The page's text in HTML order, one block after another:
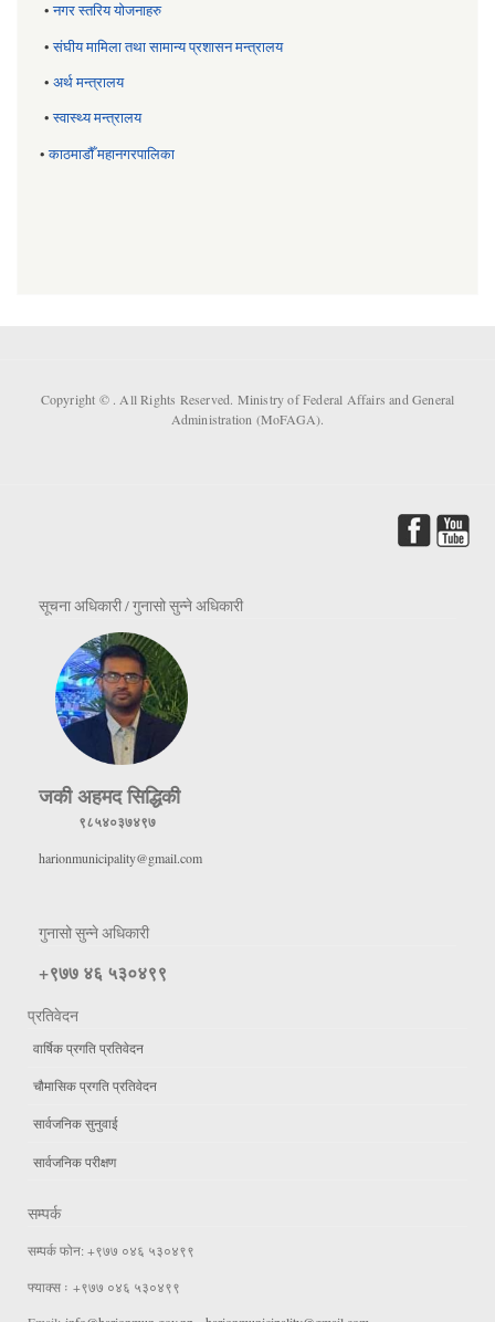
•नगर स्तरिय याेजनाहरु
•संघीय मामिला तथा सामान्य प्रशासन मन्त्रालय
• अर्थ मन्त्रालय
•स्वास्थ्य मन्त्रालय
•काठमाडौँ महानगरपालिका
Copyright © . All Rights Reserved. Ministry of Federal Affairs and General
Administration (MoFAGA).
सूचना अधिकारी / गुनासो सुन्ने अधिकारी
जकी अहमद सिद्धिकी
९८५४०३७४९७
harionmunicipality@gmail.com
गुनासो सुन्ने अधिकारी
+९७७ ४६ ५३०४९९
प्रतिवेदन
वार्षिक प्रगति प्रतिवेदन
चौमासिक प्रगति प्रतिवेदन
सार्वजनिक सुनुवाई
सार्वजनिक परीक्षण
सम्पर्क
सम्पर्क फोन: +९७७ ०४६ ५३०४९९
फ्याक्स ः +९७७ ०४६ ५३०४९९